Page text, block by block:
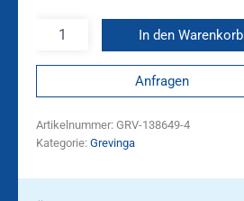
In den Warenkorb
Anfragen
Artikelnummer: GRV-138649-4
Kategorie: Grevinga